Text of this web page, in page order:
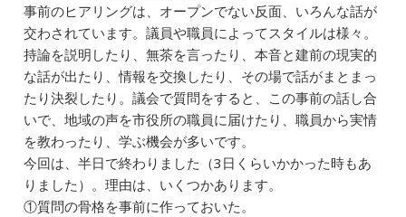
o
k
事前のヒアリングは、オープンでない反面、いろんな話が
交わされています。議員や職員によってスタイルは様々。
持論を説明したり、無茶を言ったり、本音と建前の現実的
な話が出たり、情報を交換したり、その場で話がまとまっ
たり決裂したり。議会で質問をすると、この事前の話し合
いで、地域の声を市役所の職員に届けたり、職員から実情
を教わったり、学ぶ機会が多いです。
今回は、半日で終わりました（3日くらいかかった時もあ
りました）。理由は、いくつかあります。
①質問の骨格を事前に作っておいた。